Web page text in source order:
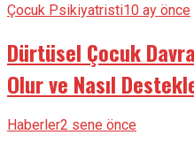
Çocuk Psikiyatristi10 ay önce
Dürtüsel Çocuk
Olur ve Nasıl
Haberler2 sene önce